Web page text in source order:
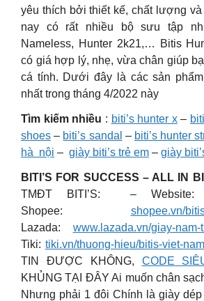
yêu thích bởi thiết kế, chất lượng
nay có rất nhiều bộ sưu tập
Nameless, Hunter 2k21,… Bitis
có giá hợp lý, nhẹ, vừa chân giúp
cá tính. Dưới đây là các sản
nhất trong tháng 4/2022 này
Tìm kiếm nhiều : biti’s hunter x–
shoes – biti’s sandal – biti’s hunter
hà nội – giày biti’s trẻ em – giày
BITI’S FOR SUCCESS – ALL IN
TMĐT BITI’S: – Website:
Shopee: shopee.vn/
Lazada: www.lazada.vn/giay-nam-
Tiki: tiki.vn/thuong-hieu/bitis-viet-nam
TIN ĐƯỢC KHÔNG, CODE
KHỦNG TẠI ĐÂY Ai muốn chân
Nhưng phải 1 đôi Chính là giày dép